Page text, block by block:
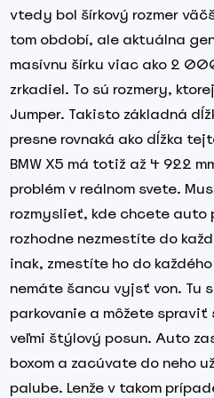
vtedy bol šírkový rozmer
tom období, ale aktuálna
masívnu šírku viac ako 2
zrkadiel. To sú rozmery,
Jumper. Takisto základná
presne rovnaká ako dĺžka
BMW X5 má totiž až 4 922
problém v reálnom svete.
rozmyslieť, kde chcete auto
rozhodne nezmestíte do
inak, zmestíte ho do
nemáte šancu vyjsť von. Tu
parkovanie a môžete
veľmi štýlový posun. Auto
boxom a zacúvate do neho
palube. Lenže v takom